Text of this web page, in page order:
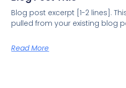
Blog post excerpt [1-2 lines].
pulled from your existing blog
Read More